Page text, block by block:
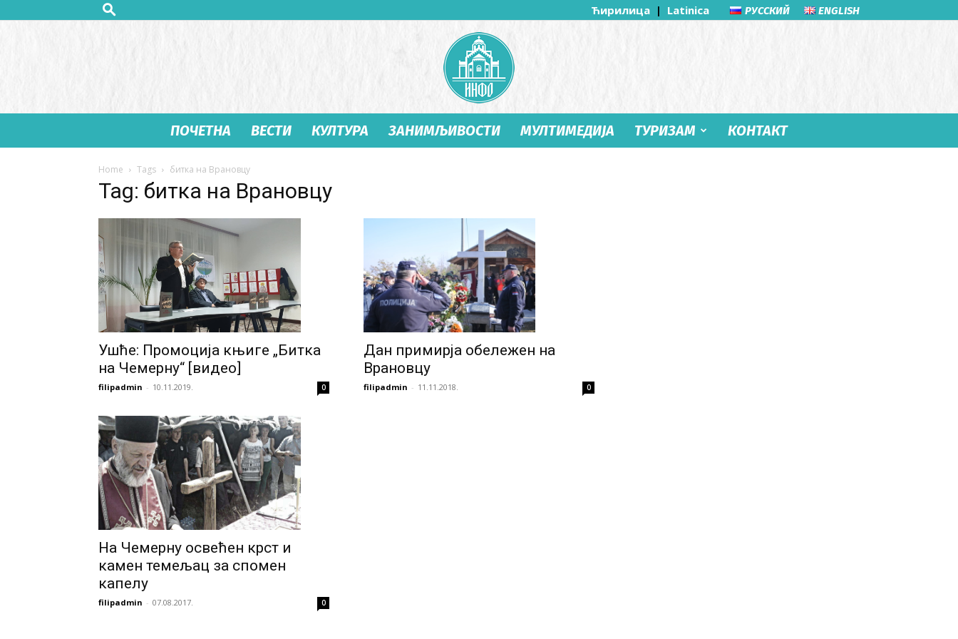
Ћирилица | Latinica РУССКИЙ ENGLISH
Студеница
Инфо
ПОЧЕТНА ВЕСТИ КУЛТУРА ЗАНИМЉИВОСТИ МУЛТИМЕДИЈА ТУРИЗАМ КОНТАКТ
Home Tags битка на Врановцу
Tag: битка на Врановцу
Ушће: Промоција књиге „Битка
на Чемерну“ [видео]
filipadmin - 10.11.2019. 0
Дан примирја обележен на
Врановцу
filipadmin - 11.11.2018. 0
На Чемерну освећен крст и
камен темељац за спомен
капелу
filipadmin - 07.08.2017. 0